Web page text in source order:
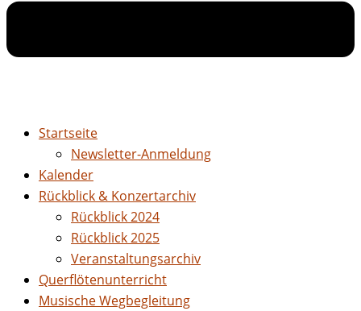
Startseite
Newsletter-Anmeldung
Kalender
Rückblick & Konzertarchiv
Rückblick 2024
Rückblick 2025
Veranstaltungsarchiv
Querflötenunterricht
Musische Wegbegleitung